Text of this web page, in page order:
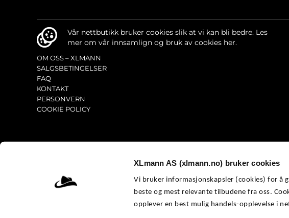
XLmann AS (xlmann.no) bruker cookies
Vi bruker informasjonskapsler (cookies) for å
beste og mest relevante tilbudene fra oss.
opplever en best mulig handels-opplevelse i
Vår nettbutikk bruker cookies slik at vi kan bli bedre. Les
mer om vår innsamlign og bruk av cookies her.
OM OSS – XLMANN
SALGSBETINGELSER
FAQ
KONTAKT
PERSONVERN
COOKIE POLICY
©